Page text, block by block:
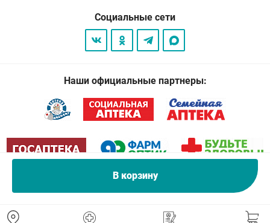
В корзину
Социальные сети
Наши официальные партнеры: